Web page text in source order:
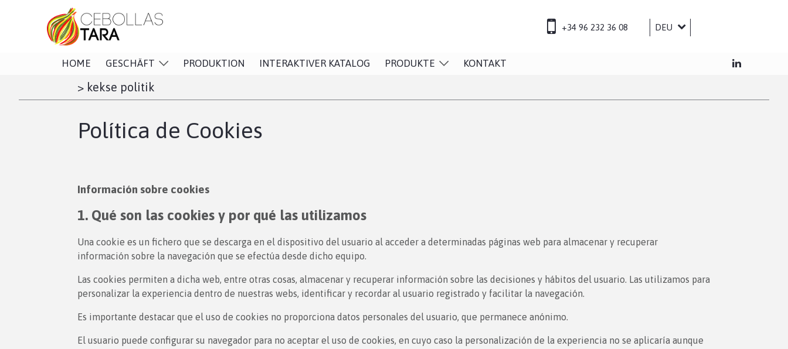
+34 96 232 36 08
DEU
HOME GESCHÄFT PRODUKTION INTERAKTIVER KATALOG PRODUKTE KONTAKT
> kekse politik
Política de Cookies
Información sobre cookies
1. Qué son las cookies y por qué las utilizamos
Una cookie es un fichero que se descarga en el dispositivo del usuario al acceder a determinadas páginas web para almacenar y recuperar
información sobre la navegación que se efectúa desde dicho equipo.
Las cookies permiten a dicha web, entre otras cosas, almacenar y recuperar información sobre las decisiones y hábitos del usuario. Las utilizamos para
personalizar la experiencia dentro de nuestras webs, identificar y recordar al usuario registrado y facilitar la navegación.
Es importante destacar que el uso de cookies no proporciona datos personales del usuario, que permanece anónimo.
El usuario puede configurar su navegador para no aceptar el uso de cookies, en cuyo caso la personalización de la experiencia no se aplicaría aunque